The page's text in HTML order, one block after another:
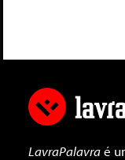
LavraPalavraé